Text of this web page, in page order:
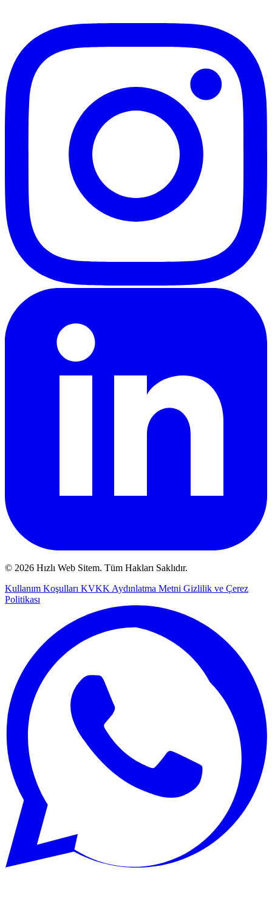
© 2026 Hızlı Web Sitem. Tüm Hakları Saklıdır.
Kullanım Koşulları KVKK Aydınlatma Metni Gizlilik ve Çerez
Politikası